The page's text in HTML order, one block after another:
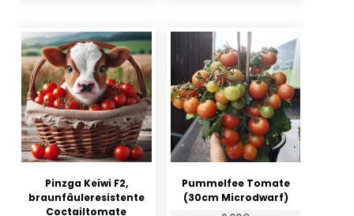
Pinzga Keiwi F2,
braunfäuleresistente
Coctailtomate
Pummelfee Tomate
(30cm Microdwarf)